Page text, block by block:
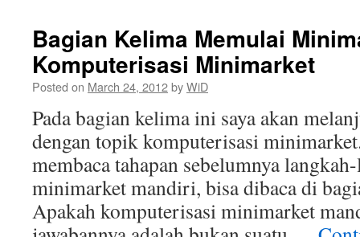
Bagian Kelima Memulai
Komputerisasi Minimarket
Posted on March 24, 2012byWiD
Pada bagian kelima ini saya akan
dengan topik komputerisasi
membaca tahapan sebelumnya
minimarket mandiri, bisa dibaca di
Apakah komputerisasi minimarket